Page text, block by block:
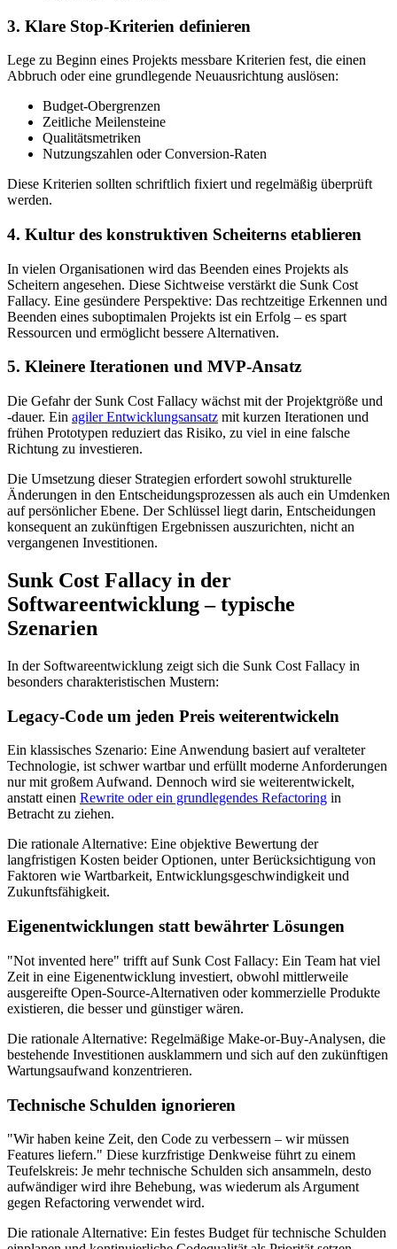
3. Klare Stop-Kriterien definieren
Lege zu Beginn eines Projekts messbare Kriterien fest, die einen
Abbruch oder eine grundlegende Neuausrichtung auslösen:
Budget-Obergrenzen
Zeitliche Meilensteine
Qualitätsmetriken
Nutzungszahlen oder Conversion-Raten
Diese Kriterien sollten schriftlich fixiert und regelmäßig überprüft
werden.
4. Kultur des konstruktiven Scheiterns etablieren
In vielen Organisationen wird das Beenden eines Projekts als
Scheitern angesehen. Diese Sichtweise verstärkt die Sunk Cost
Fallacy. Eine gesündere Perspektive: Das rechtzeitige Erkennen und
Beenden eines suboptimalen Projekts ist ein Erfolg – es spart
Ressourcen und ermöglicht bessere Alternativen.
5. Kleinere Iterationen und MVP-Ansatz
Die Gefahr der Sunk Cost Fallacy wächst mit der Projektgröße und
-dauer. Ein agiler Entwicklungsansatz mit kurzen Iterationen und
frühen Prototypen reduziert das Risiko, zu viel in eine falsche
Richtung zu investieren.
Die Umsetzung dieser Strategien erfordert sowohl strukturelle
Änderungen in den Entscheidungsprozessen als auch ein Umdenken
auf persönlicher Ebene. Der Schlüssel liegt darin, Entscheidungen
konsequent an zukünftigen Ergebnissen auszurichten, nicht an
vergangenen Investitionen.
Sunk Cost Fallacy in der
Softwareentwicklung – typische
Szenarien
In der Softwareentwicklung zeigt sich die Sunk Cost Fallacy in
besonders charakteristischen Mustern:
Legacy-Code um jeden Preis weiterentwickeln
Ein klassisches Szenario: Eine Anwendung basiert auf veralteter
Technologie, ist schwer wartbar und erfüllt moderne Anforderungen
nur mit großem Aufwand. Dennoch wird sie weiterentwickelt,
anstatt einen Rewrite oder ein grundlegendes Refactoring in
Betracht zu ziehen.
Die rationale Alternative: Eine objektive Bewertung der
langfristigen Kosten beider Optionen, unter Berücksichtigung von
Faktoren wie Wartbarkeit, Entwicklungsgeschwindigkeit und
Zukunftsfähigkeit.
Eigenentwicklungen statt bewährter Lösungen
"Not invented here" trifft auf Sunk Cost Fallacy: Ein Team hat viel
Zeit in eine Eigenentwicklung investiert, obwohl mittlerweile
ausgereifte Open-Source-Alternativen oder kommerzielle Produkte
existieren, die besser und günstiger wären.
Die rationale Alternative: Regelmäßige Make-or-Buy-Analysen, die
bestehende Investitionen ausklammern und sich auf den zukünftigen
Wartungsaufwand konzentrieren.
Technische Schulden ignorieren
"Wir haben keine Zeit, den Code zu verbessern – wir müssen
Features liefern." Diese kurzfristige Denkweise führt zu einem
Teufelskreis: Je mehr technische Schulden sich ansammeln, desto
aufwändiger wird ihre Behebung, was wiederum als Argument
gegen Refactoring verwendet wird.
Die rationale Alternative: Ein festes Budget für technische Schulden